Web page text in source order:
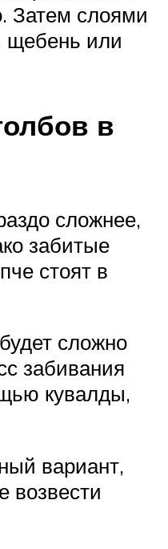
Затем слоями
щебень или
в
сложнее,
забитые
стоят в
сложно
забивания
кувалды,
вариант,
возвести